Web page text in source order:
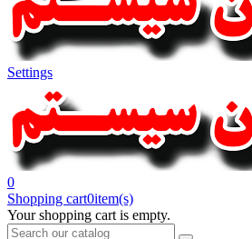
Settings
0
Shopping cart0item(s)
Your shopping cart is empty.